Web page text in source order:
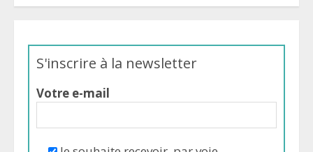
S'inscrire à la newsletter
Votre e-mail